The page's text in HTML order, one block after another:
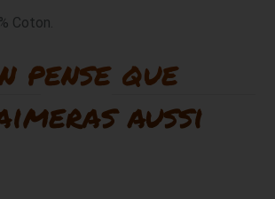
Coton.
pense que
aussi